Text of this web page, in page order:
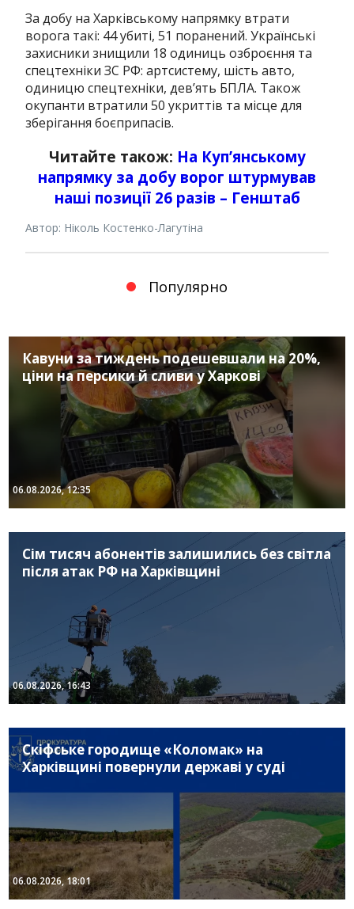
За добу на Харківському напрямку втрати
ворога такі: 44 убиті, 51 поранений. Українські
захисники знищили 18 одиниць озброєння та
спецтехніки ЗС РФ: артсистему, шість авто,
одиницю спецтехніки, дев’ять БПЛА. Також
окупанти втратили 50 укриттів та місце для
зберігання боєприпасів.
Читайте також: На Куп’янському
напрямку за добу ворог штурмував
наші позиції 26 разів – Генштаб
Автор: Ніколь Костенко-Лагутіна
Популярно
Кавуни за тиждень подешевшали на 20%,
ціни на персики й сливи у Харкові
06.08.2026, 12:35
Сім тисяч абонентів залишились без світла
після атак РФ на Харківщині
06.08.2026, 16:43
Скіфське городище «Коломак» на
Харківщині повернули державі у суді
06.08.2026, 18:01